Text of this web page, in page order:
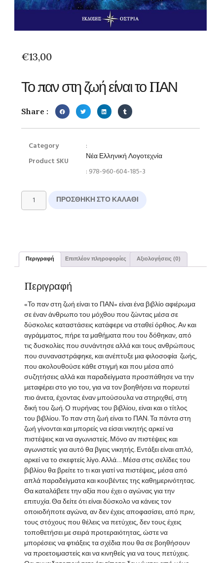
€13,00
Το παν στη ζωή είναι το ΠΑΝ
Share :
Category
Product SKU
:
Νέα Ελληνική Λογοτεχνία
: 978-960-604-185-3
ΠΡΟΣΘΉΚΗ ΣΤΟ ΚΑΛΆΘΙ
Περιγραφή Επιπλέον πληροφορίες Αξιολογήσεις (0)
Περιγραφή
«Το παν στη ζωή είναι το ΠΑΝ» είναι ένα βιβλίο αφιέρωμα
σε έναν άνθρωπο του μόχθου που ζώντας μέσα σε
δύσκολες καταστάσεις κατάφερε να σταθεί όρθιος. Αν και
αγράμματος, πήρε τα μαθήματα που του δόθηκαν, από
τις δυσκολίες που συνάντησε αλλά και τους ανθρώπους
που συναναστράφηκε, και ανέπτυξε μια φιλοσοφία ζωής,
που ακολουθούσε κάθε στιγμή και που μέσα από
συζητήσεις αλλά και παραδείγματα προσπάθησε να την
μεταφέρει στο γιο του, για να τον βοηθήσει να πορευτεί
πιο άνετα, έχοντας έναν μπούσουλα να στηριχθεί, στη
δική του ζωή. Ο πυρήνας του βιβλίου, είναι και ο τίτλος
του βιβλίου. Το παν στη ζωή είναι το ΠΑΝ. Τα πάντα στη
ζωή γίνονται και μπορείς να είσαι νικητής αρκεί να
πιστέψεις και να αγωνιστείς. Μόνο αν πιστέψεις και
αγωνιστείς για αυτό θα βγεις νικητής. Εντάξει είναι απλό,
αρκεί να το σκεφτείς λίγο. Αλλά… Μέσα στις σελίδες του
βιβλίου θα βρείτε το τι και γιατί να πιστέψεις, μέσα από
απλά παραδείγματα και κουβέντες της καθημερινότητας.
Θα καταλάβετε την αξία που έχει ο αγώνας για την
επιτυχία. Θα δείτε ότι είναι δύσκολο να κάνεις τον
οποιοδήποτε αγώνα, αν δεν έχεις αποφασίσει, από πριν,
τους στόχους που θέλεις να πετύχεις, δεν τους έχεις
τοποθετήσει με σειρά προτεραιότητας, ώστε να
μπορέσεις να φτιάξεις τα σχέδια που θα σε βοηθήσουν
να προετοιμαστείς και να κινηθείς για να τους πετύχεις.